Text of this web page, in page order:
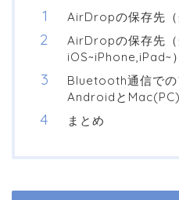
AirDropの保存先（
AirDropの保存先
iOS~iPhone,iPad~）
Bluetooth通信での
Androidと
まとめ